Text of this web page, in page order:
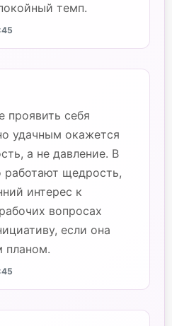
темп.
проявить себя
удачным окажется
а не давление. В
щедрость,
интерес к
вопросах
если она
планом.